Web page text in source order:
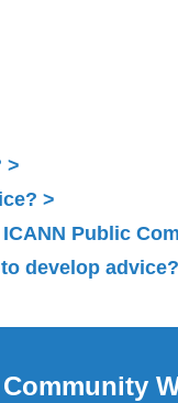
Public
develop advice?
Community